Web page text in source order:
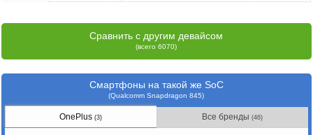
Сравнить с другим девайсом
(всего 6070)
Смартфоны на такой же SoC
(Qualcomm Snapdragon 845)
OnePlus(3) Все бренды(46)